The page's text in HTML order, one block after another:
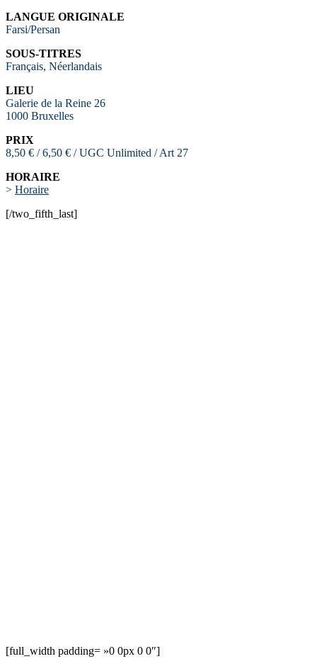
LANGUE ORIGINALE
Farsi/Persan
SOUS-TITRES
Français, Néerlandais
LIEU
Galerie de la Reine 26
1000 Bruxelles
PRIX
8,50 € / 6,50 € / UGC Unlimited / Art 27
HORAIRE
> Horaire
[/two_fifth_last]
[full_width padding= »0 0px 0 0″]